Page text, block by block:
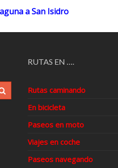
a San Isidro
RUTAS EN ….
Rutas caminando
En bicicleta
Paseos en moto
Viajes en coche
Paseos navegando